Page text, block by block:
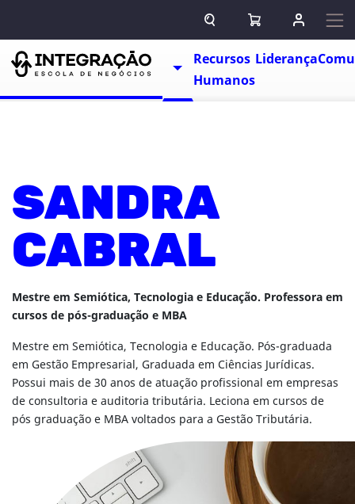
ABRIR CAMPO DE BUSCA
ABRIR CARRINHO
ENTRAR
Escolas
TOGGLE DROPDOWN
Recursos
Humanos
Liderança
SANDRA
CABRAL
Mestre em Semiótica, Tecnologia e Educação. Professora em
cursos de pós-graduação e MBA
Mestre em Semiótica, Tecnologia e Educação. Pós-graduada
em Gestão Empresarial, Graduada em Ciências Jurídicas.
Possui mais de 30 anos de atuação profissional em empresas
de consultoria e auditoria tributária. Leciona em cursos de
pós graduação e MBA voltados para a Gestão Tributária.